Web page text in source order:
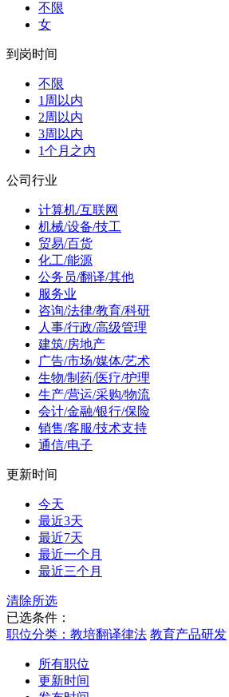
不限
女
到岗时间
不限
1周以内
2周以内
3周以内
1个月之内
公司行业
计算机/互联网
机械/设备/技工
贸易/百货
化工/能源
公务员/翻译/其他
服务业
咨询/法律/教育/科研
人事/行政/高级管理
建筑/房地产
广告/市场/媒体/艺术
生物/制药/医疗/护理
生产/营运/采购/物流
会计/金融/银行/保险
销售/客服/技术支持
通信/电子
更新时间
今天
最近3天
最近7天
最近一个月
最近三个月
清除所选
已选条件：
职位分类：教培翻译律法 教育产品研发
所有职位
更新时间